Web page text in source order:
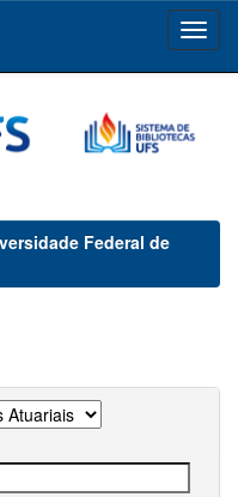
Federal de